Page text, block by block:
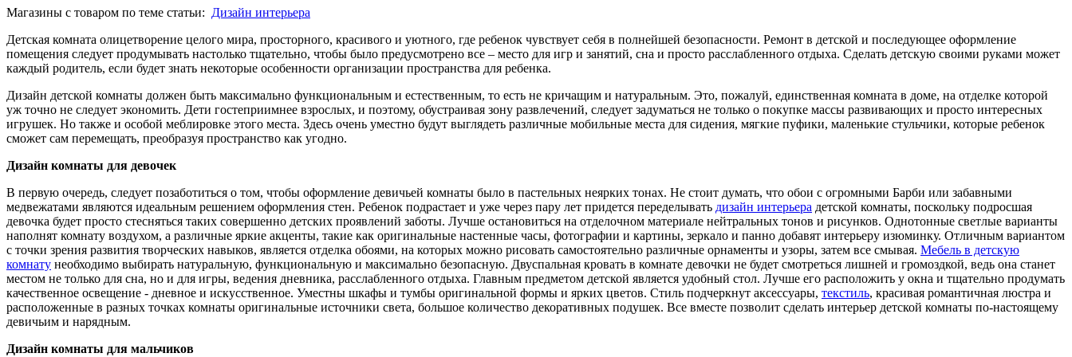
Магазины с товаром по теме статьи: Дизайн интерьера
Детская комната олицетворение целого мира, просторного, красивого и уютного, где ребенок чувствует себя в полнейшей безопасности. Ремонт в детской и последующее оформление
помещения следует продумывать настолько тщательно, чтобы было предусмотрено все – место для игр и занятий, сна и просто расслабленного отдыха. Сделать детскую своими руками может
каждый родитель, если будет знать некоторые особенности организации пространства для ребенка.
Дизайн детской комнаты должен быть максимально функциональным и естественным, то есть не кричащим и натуральным. Это, пожалуй, единственная комната в доме, на отделке которой
уж точно не следует экономить. Дети гостеприимнее взрослых, и поэтому, обустраивая зону развлечений, следует задуматься не только о покупке массы развивающих и просто интересных
игрушек. Но также и особой меблировке этого места. Здесь очень уместно будут выглядеть различные мобильные места для сидения, мягкие пуфики, маленькие стульчики, которые ребенок
сможет сам перемещать, преобразуя пространство как угодно.
Дизайн комнаты для девочек
В первую очередь, следует позаботиться о том, чтобы оформление девичьей комнаты было в пастельных неярких тонах. Не стоит думать, что обои с огромными Барби или забавными
медвежатами являются идеальным решением оформления стен. Ребенок подрастает и уже через пару лет придется переделывать дизайн интерьера детской комнаты, поскольку подросшая
девочка будет просто стесняться таких совершенно детских проявлений заботы. Лучше остановиться на отделочном материале нейтральных тонов и рисунков. Однотонные светлые варианты
наполнят комнату воздухом, а различные яркие акценты, такие как оригинальные настенные часы, фотографии и картины, зеркало и панно добавят интерьеру изюминку. Отличным вариантом
с точки зрения развития творческих навыков, является отделка обоями, на которых можно рисовать самостоятельно различные орнаменты и узоры, затем все смывая. Мебель в детскую
комнату необходимо выбирать натуральную, функциональную и максимально безопасную. Двуспальная кровать в комнате девочки не будет смотреться лишней и громоздкой, ведь она станет
местом не только для сна, но и для игры, ведения дневника, расслабленного отдыха. Главным предметом детской является удобный стол. Лучше его расположить у окна и тщательно продумать
качественное освещение - дневное и искусственное. Уместны шкафы и тумбы оригинальной формы и ярких цветов. Стиль подчеркнут аксессуары, текстиль, красивая романтичная люстра и
расположенные в разных точках комнаты оригинальные источники света, большое количество декоративных подушек. Все вместе позволит сделать интерьер детской комнаты по-настоящему
девичьим и нарядным.
Дизайн комнаты для мальчиков